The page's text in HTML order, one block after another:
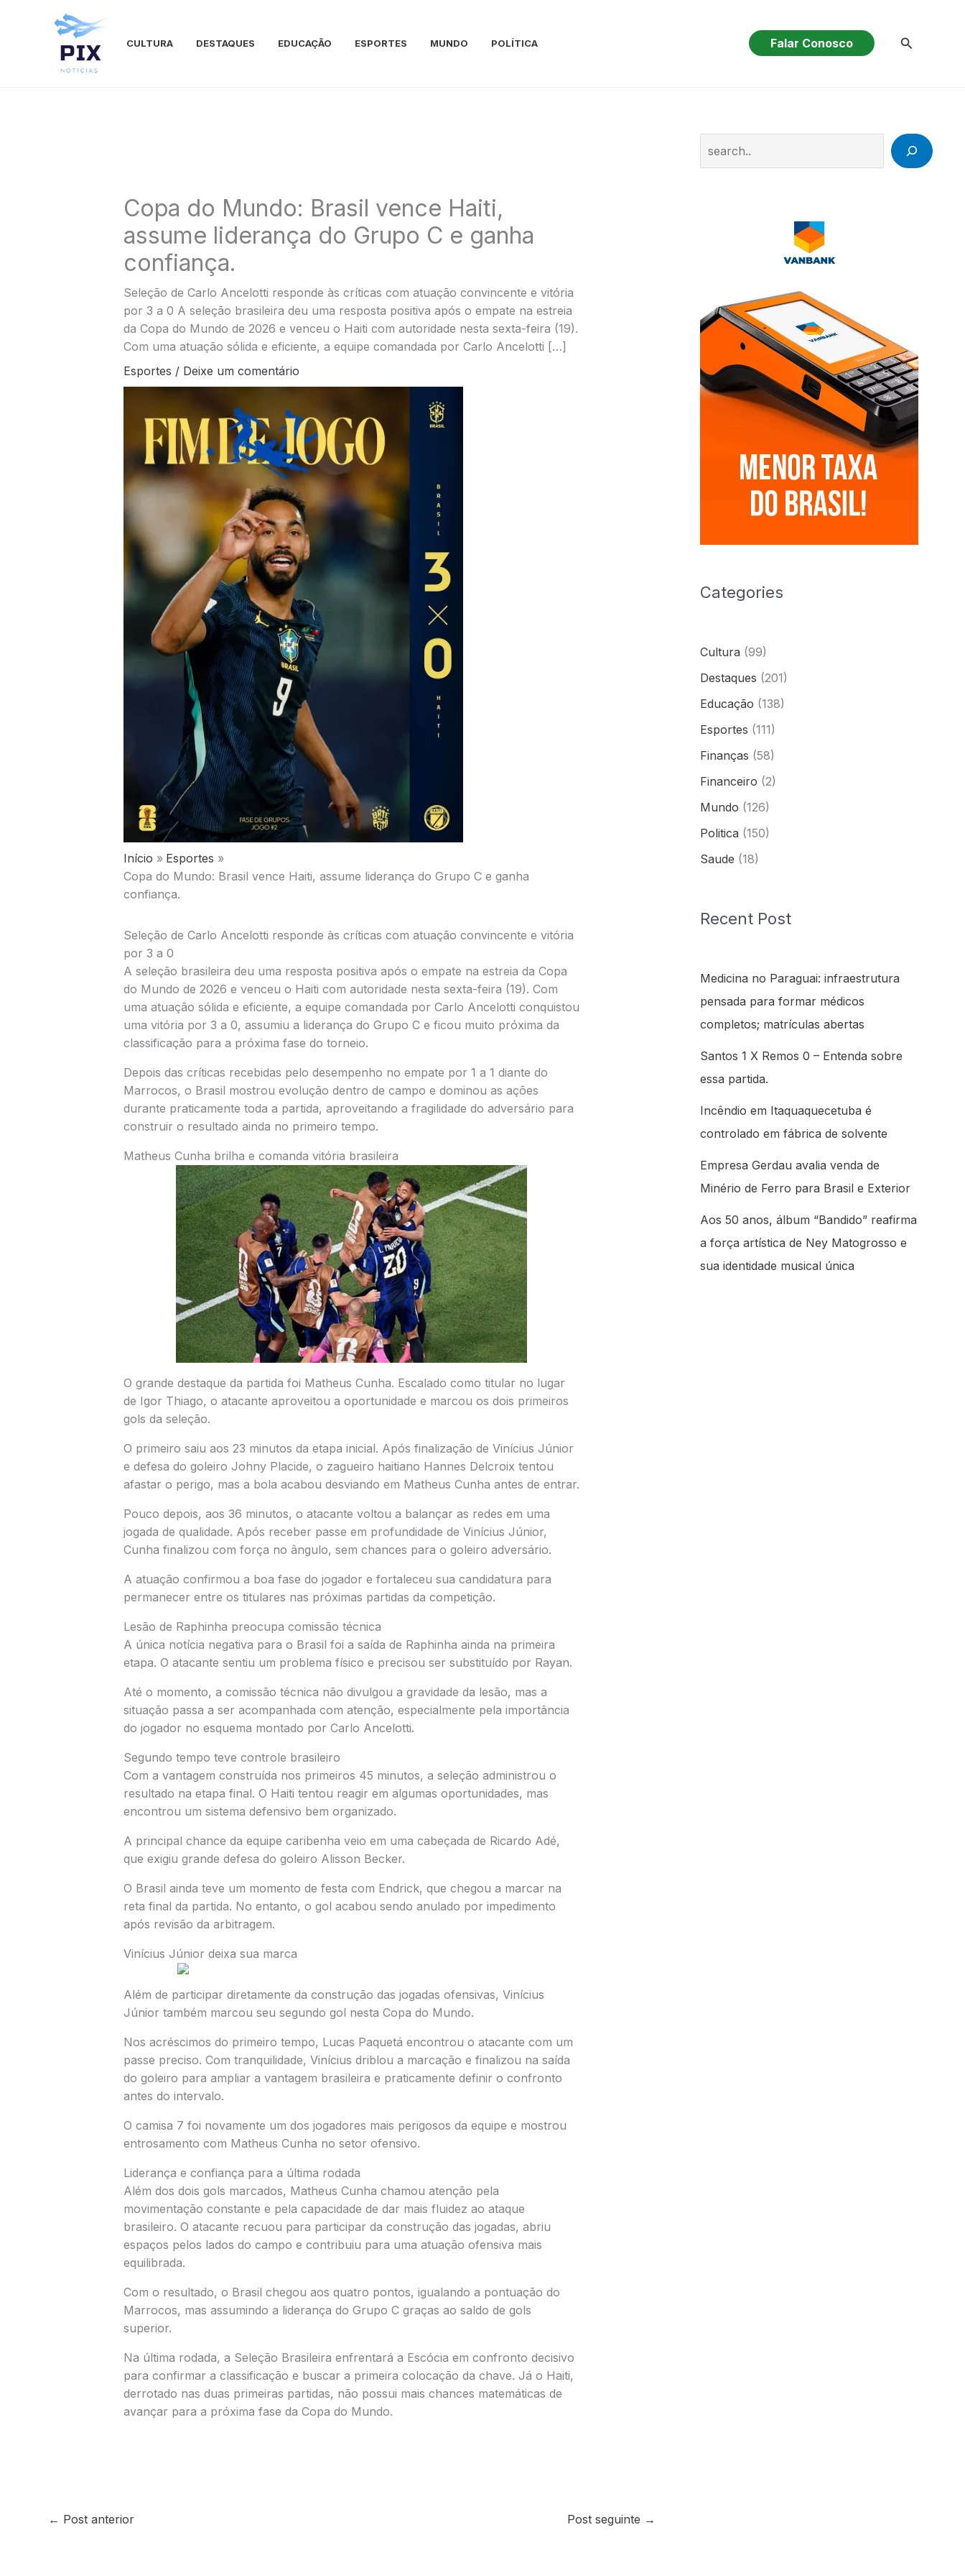
CULTURA DESTAQUES EDUCAÇÃO ESPORTES MUNDO POLÍTICA Falar Conosco Pesquisar
Copa do Mundo: Brasil vence Haiti,
assume liderança do Grupo C e ganha
confiança.
Seleção de Carlo Ancelotti responde às críticas com atuação convincente e vitória
por 3 a 0 A seleção brasileira deu uma resposta positiva após o empate na estreia
da Copa do Mundo de 2026 e venceu o Haiti com autoridade nesta sexta-feira (19).
Com uma atuação sólida e eficiente, a equipe comandada por Carlo Ancelotti […]
Esportes / Deixe um comentário
Início
Esportes
Copa do Mundo: Brasil vence Haiti, assume liderança do Grupo C e ganha
confiança.
Seleção de Carlo Ancelotti responde às críticas com atuação convincente e vitória
por 3 a 0
A seleção brasileira deu uma resposta positiva após o empate na estreia da Copa
do Mundo de 2026 e venceu o Haiti com autoridade nesta sexta-feira (19). Com
uma atuação sólida e eficiente, a equipe comandada por Carlo Ancelotti conquistou
uma vitória por 3 a 0, assumiu a liderança do Grupo C e ficou muito próxima da
classificação para a próxima fase do torneio.
Depois das críticas recebidas pelo desempenho no empate por 1 a 1 diante do
Marrocos, o Brasil mostrou evolução dentro de campo e dominou as ações
durante praticamente toda a partida, aproveitando a fragilidade do adversário para
construir o resultado ainda no primeiro tempo.
Matheus Cunha brilha e comanda vitória brasileira
O grande destaque da partida foi Matheus Cunha. Escalado como titular no lugar
de Igor Thiago, o atacante aproveitou a oportunidade e marcou os dois primeiros
gols da seleção.
O primeiro saiu aos 23 minutos da etapa inicial. Após finalização de Vinícius Júnior
e defesa do goleiro Johny Placide, o zagueiro haitiano Hannes Delcroix tentou
afastar o perigo, mas a bola acabou desviando em Matheus Cunha antes de entrar.
Pouco depois, aos 36 minutos, o atacante voltou a balançar as redes em uma
jogada de qualidade. Após receber passe em profundidade de Vinícius Júnior,
Cunha finalizou com força no ângulo, sem chances para o goleiro adversário.
A atuação confirmou a boa fase do jogador e fortaleceu sua candidatura para
permanecer entre os titulares nas próximas partidas da competição.
Lesão de Raphinha preocupa comissão técnica
A única notícia negativa para o Brasil foi a saída de Raphinha ainda na primeira
etapa. O atacante sentiu um problema físico e precisou ser substituído por Rayan.
Até o momento, a comissão técnica não divulgou a gravidade da lesão, mas a
situação passa a ser acompanhada com atenção, especialmente pela importância
do jogador no esquema montado por Carlo Ancelotti.
Segundo tempo teve controle brasileiro
Com a vantagem construída nos primeiros 45 minutos, a seleção administrou o
resultado na etapa final. O Haiti tentou reagir em algumas oportunidades, mas
encontrou um sistema defensivo bem organizado.
A principal chance da equipe caribenha veio em uma cabeçada de Ricardo Adé,
que exigiu grande defesa do goleiro Alisson Becker.
O Brasil ainda teve um momento de festa com Endrick, que chegou a marcar na
reta final da partida. No entanto, o gol acabou sendo anulado por impedimento
após revisão da arbitragem.
Vinícius Júnior deixa sua marca
Além de participar diretamente da construção das jogadas ofensivas, Vinícius
Júnior também marcou seu segundo gol nesta Copa do Mundo.
Nos acréscimos do primeiro tempo, Lucas Paquetá encontrou o atacante com um
passe preciso. Com tranquilidade, Vinícius driblou a marcação e finalizou na saída
do goleiro para ampliar a vantagem brasileira e praticamente definir o confronto
antes do intervalo.
O camisa 7 foi novamente um dos jogadores mais perigosos da equipe e mostrou
entrosamento com Matheus Cunha no setor ofensivo.
Liderança e confiança para a última rodada
Além dos dois gols marcados, Matheus Cunha chamou atenção pela
movimentação constante e pela capacidade de dar mais fluidez ao ataque
brasileiro. O atacante recuou para participar da construção das jogadas, abriu
espaços pelos lados do campo e contribuiu para uma atuação ofensiva mais
equilibrada.
Com o resultado, o Brasil chegou aos quatro pontos, igualando a pontuação do
Marrocos, mas assumindo a liderança do Grupo C graças ao saldo de gols
superior.
Na última rodada, a Seleção Brasileira enfrentará a Escócia em confronto decisivo
para confirmar a classificação e buscar a primeira colocação da chave. Já o Haiti,
derrotado nas duas primeiras partidas, não possui mais chances matemáticas de
avançar para a próxima fase da Copa do Mundo.
← Post anterior Post seguinte →
Categories
Cultura (99)
Destaques (201)
Educação (138)
Esportes (111)
Finanças (58)
Financeiro (2)
Mundo (126)
Politica (150)
Saude (18)
Recent Post
Medicina no Paraguai: infraestrutura
pensada para formar médicos
completos; matrículas abertas
Santos 1 X Remos 0 – Entenda sobre
essa partida.
Incêndio em Itaquaquecetuba é
controlado em fábrica de solvente
Empresa Gerdau avalia venda de
Minério de Ferro para Brasil e Exterior
Aos 50 anos, álbum “Bandido” reafirma
a força artística de Ney Matogrosso e
sua identidade musical única